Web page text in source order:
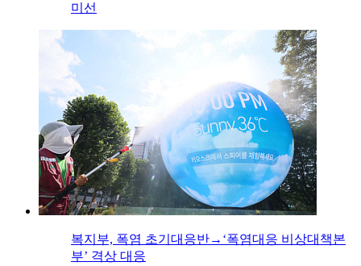
미선
복지부, 폭염 초기대응반→‘폭염대응 비상대책본
부’ 격상 대응